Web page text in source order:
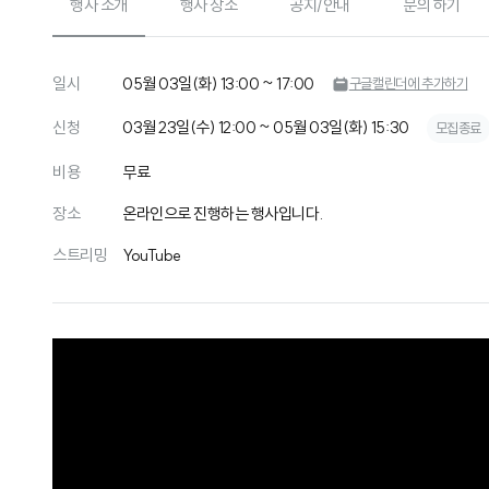
행사 소개 행사 장소 공지/안내 문의 하기
일시 05월 03일(화) 13:00 ~ 17:00 구글캘린더에 추가하기
신청 03월 23일(수) 12:00 ~ 05월 03일(화) 15:30 모집종료
비용
무료
장소
온라인으로 진행하는 행사입니다.
스트리밍
YouTube